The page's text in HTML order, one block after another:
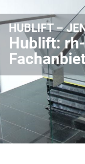
HUBLIFT –
Hublift: